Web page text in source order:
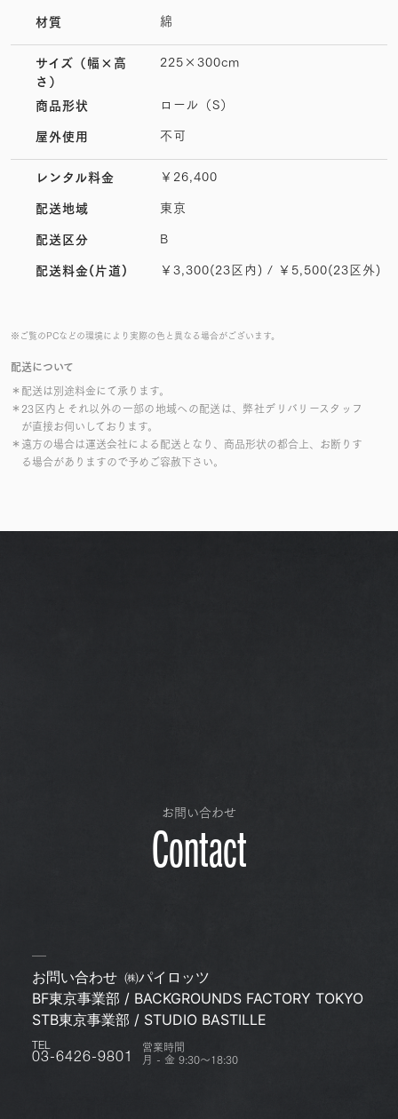
※ご覧のPCなどの環境により実際の色と異なる場合がございます。
配送について
＊配送は別途料金にて承ります。
＊23区内とそれ以外の一部の地域への配送は、弊社デリバリースタッフ
が直接お伺いしております。
＊遠方の場合は運送会社による配送となり、商品形状の都合上、お断りす
る場合がありますので予めご容赦下さい。
材質 綿
サイズ （幅×高
さ）
225×300cm
商品形状 ロール（S）
屋外使用 不可
レンタル料金 ￥26,400
配送地域 東京
配送区分 B
配送料金(片道) ￥3,300(23区内) / ￥5,500(23区外)
お問い合わせ
Contact
お問い合わせ ㈱パイロッツ
BF東京事業部 / BACKGROUNDS FACTORY TOKYO
STB東京事業部 / STUDIO BASTILLE
TEL
03-6426-9801
営業時間
月 - 金 9:30〜18:30